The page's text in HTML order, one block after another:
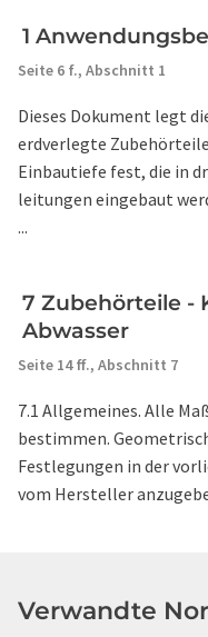
1
Seite 6 f., Abschnitt 1
Dieses Dokument legt
erdverlegte
Einbautiefe fest, die in
leitungen eingebaut
...
7 Zubehörteile -
Abwasser
Seite 14 ff., Abschnitt 7
7.1 Allgemeines. Alle
bestimmen.
Festlegungen in der
vom Hersteller
Verwandte